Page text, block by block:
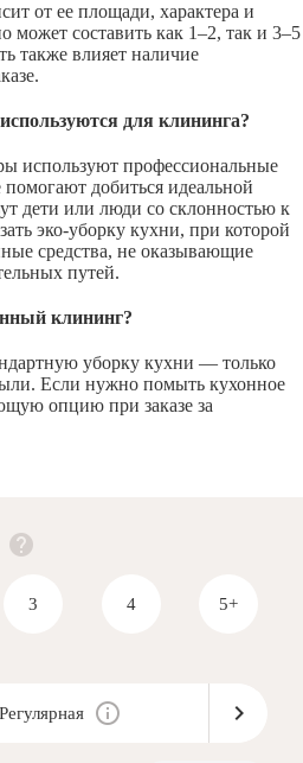
от ее площади, характера и
может составить как 1–2, так и 3–5
также влияет наличие
для клининга?
используют профессиональные
добиться идеальной
дети или люди со склонностью к
эко-уборку кухни, при которой
средства, не оказывающие
путей.
клининг?
уборку кухни — только
Если нужно помыть кухонное
опцию при заказе за
3 4 5+
Регулярная